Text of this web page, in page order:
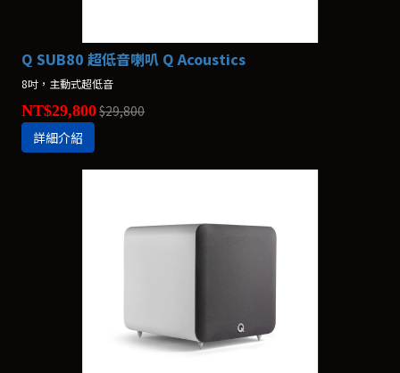
Q SUB80 超低音喇叭 Q Acoustics
8吋，主動式超低音
NT$29,800$29,800
詳細介紹